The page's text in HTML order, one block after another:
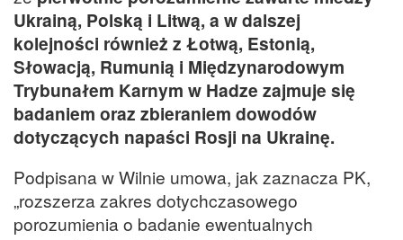
Ukrainą, Polską i Litwą, a w dalszej
kolejności również z Łotwą, Estonią,
Słowacją, Rumunią i Międzynarodowym
Trybunałem Karnym w Hadze zajmuje się
badaniem oraz zbieraniem dowodów
dotyczących napaści Rosji na Ukrainę.
Podpisana w Wilnie umowa, jak zaznacza PK,
„rozszerza zakres dotychczasowego
porozumienia o badanie ewentualnych